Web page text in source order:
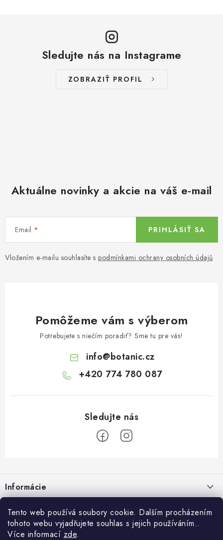
Tento web používá soubory cookie. Dalším procházením
tohoto webu vyjadřujete souhlas s jejich používáním..
Více informací zde.
Sledujte nás na Instagrame
ZOBRAZIŤ PROFIL
Aktuálne novinky a akcie na váš e-mail
Email
Vložením e-mailu souhlasíte s podmínkami ochrany osobních údajů
PRIHLÁSIŤ SA
Pomôžeme vám s výberom
Potrebujete s niečím poradiť? Sme tu pre vás!
info@botanic.cz
+420 774 780 087
p
ä
Informácie
Doprava a platba
Veľkoobchod
O Botanicu
Blog